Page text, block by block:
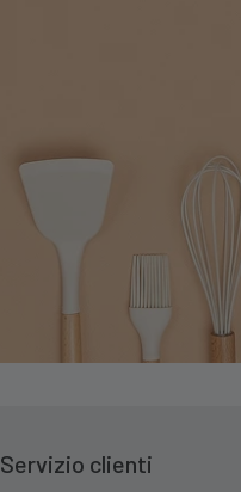
Servizio clienti